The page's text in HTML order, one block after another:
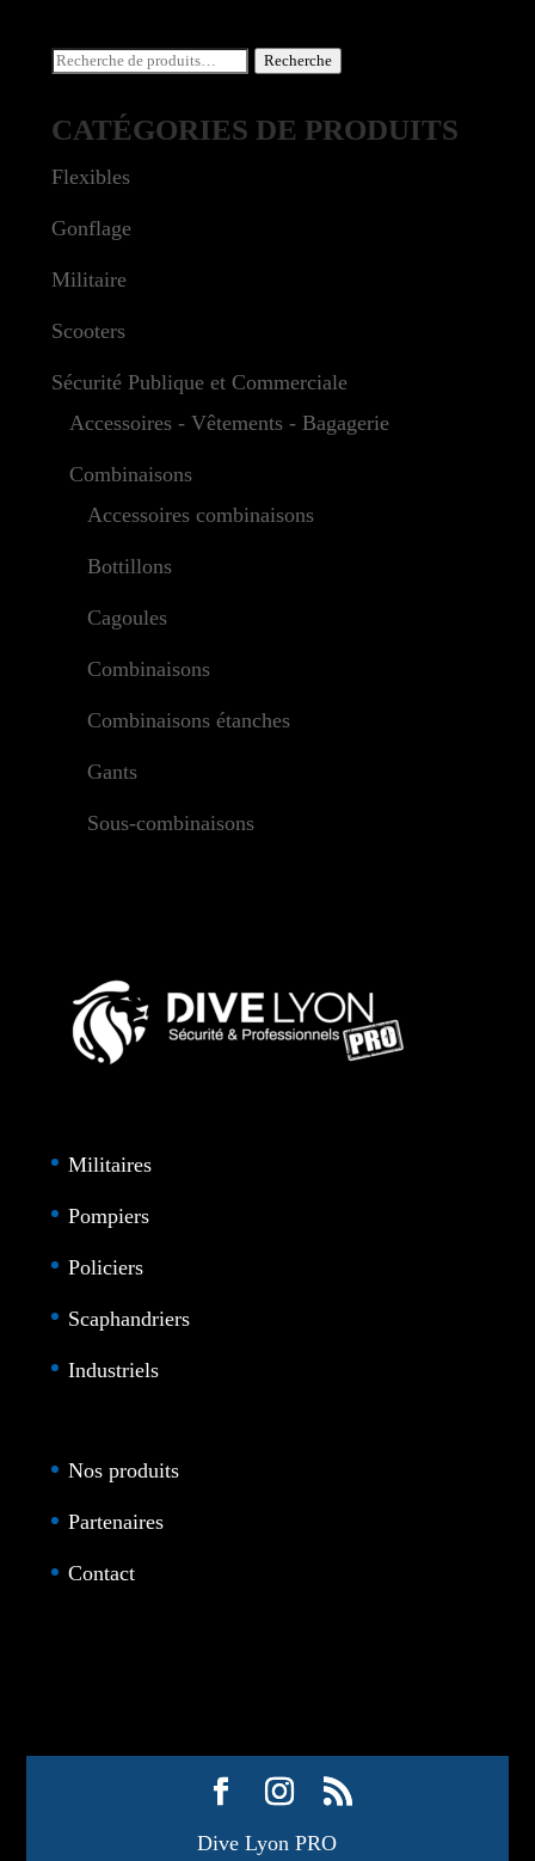
Recherche
Recherche
CATÉGORIES DE PRODUITS
Flexibles
Gonflage
Militaire
Scooters
Sécurité Publique et Commerciale
Accessoires - Vêtements - Bagagerie
Combinaisons
Accessoires combinaisons
Bottillons
Cagoules
Combinaisons
Combinaisons étanches
Gants
Sous-combinaisons
Militaires
Pompiers
Policiers
Scaphandriers
Industriels
Nos produits
Partenaires
Contact
Dive Lyon PRO